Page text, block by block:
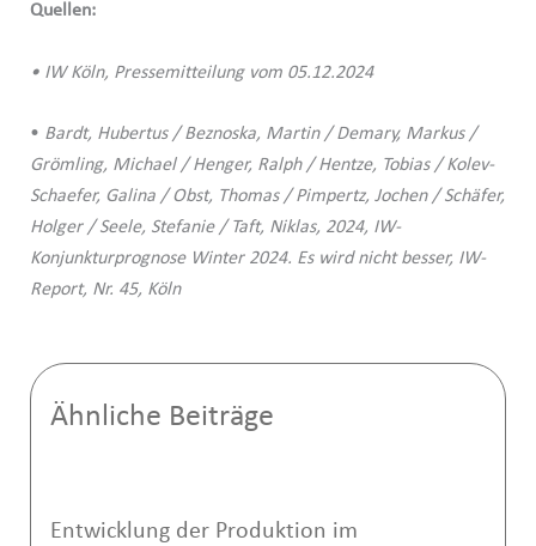
Quellen:
• IW Köln, Pressemitteilung vom 05.12.2024
• Bardt, Hubertus / Beznoska, Martin / Demary, Markus /
Grömling, Michael / Henger, Ralph / Hentze, Tobias / Kolev-
Schaefer, Galina / Obst, Thomas / Pimpertz, Jochen / Schäfer,
Holger / Seele, Stefanie / Taft, Niklas, 2024, IW-
Konjunkturprognose Winter 2024. Es wird nicht besser, IW-
Report, Nr. 45, Köln
Ähnliche Beiträge
Entwicklung der Produktion im